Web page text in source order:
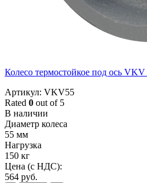
Колесо термостойкое под ось VKV
Артикул: VKV55
Rated 0 out of 5
В наличии
Диаметр колеса
55 мм
Нагрузка
150 кг
Цена (с НДС):
564 руб.